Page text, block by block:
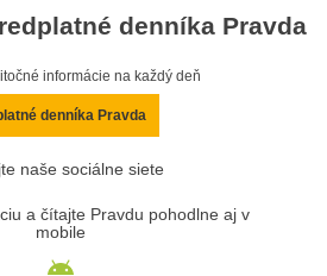
denníka Pravda
informácie na každý deň
denníka Pravda
naše sociálne siete
a čítajte Pravdu pohodlne aj v
mobile